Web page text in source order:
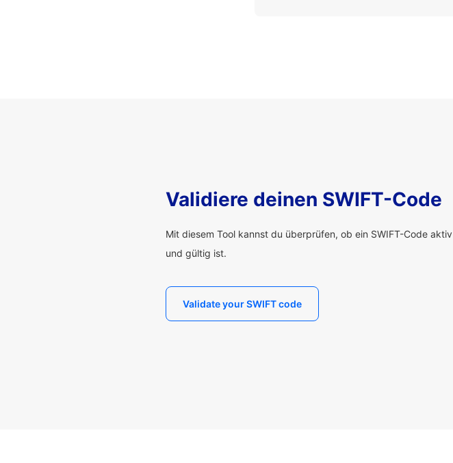
Validiere deinen SWIFT-Code
Mit diesem Tool kannst du überprüfen, ob ein SWIFT-Code aktiv
und gültig ist.
Validate your SWIFT code